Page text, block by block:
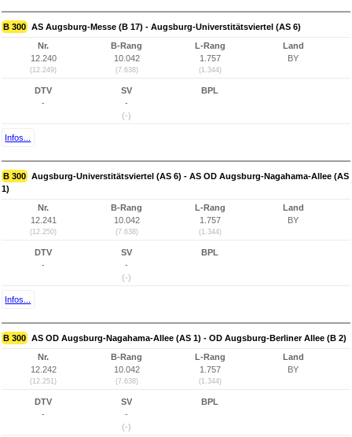
B 300 AS Augsburg-Messe (B 17) - Augsburg-Universtitätsviertel (AS 6)
Nr.
12.240
(12.249)
B-Rang
10.042
(7.638)
L-Rang
1.757
(1.344)
Land
BY
DTV
-
SV
-
(-)
BPL
Infos...
B 300 Augsburg-Universtitätsviertel (AS 6) - AS OD Augsburg-Nagahama-Allee (AS
1)
Nr.
12.241
(12.250)
B-Rang
10.042
(7.638)
L-Rang
1.757
(1.344)
Land
BY
DTV
-
SV
-
(-)
BPL
Infos...
B 300 AS OD Augsburg-Nagahama-Allee (AS 1) - OD Augsburg-Berliner Allee (B 2)
Nr.
12.242
(12.251)
B-Rang
10.042
(7.638)
L-Rang
1.757
(1.344)
Land
BY
DTV
-
SV
-
(-)
BPL